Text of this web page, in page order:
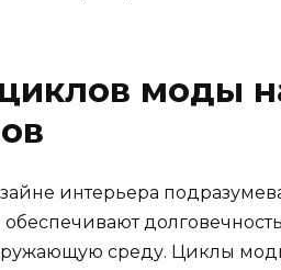
моды
интерьера
среду. Циклы